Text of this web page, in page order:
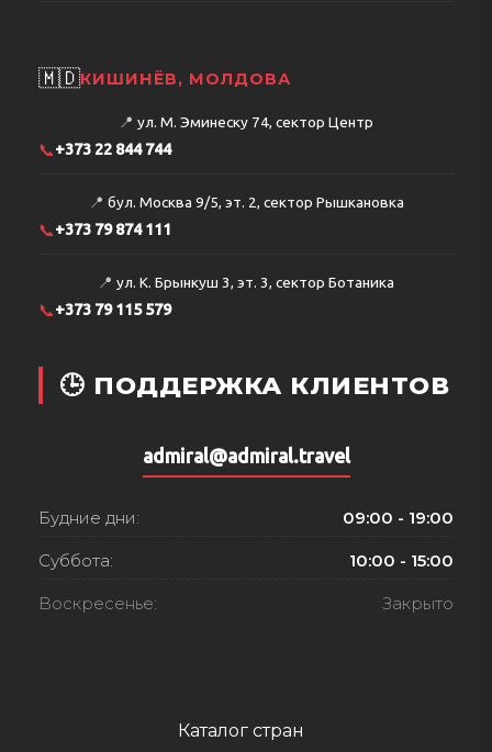
Каталог стран
🇲🇩КИШИНЁВ, МОЛДОВА
📍 ул. М. Эминеску 74, сектор Центр
📞+373 22 844 744
📍 бул. Москва 9/5, эт. 2, сектор Рышкановка
📞+373 79 874 111
📍 ул. К. Брынкуш 3, эт. 3, сектор Ботаника
📞+373 79 115 579
🕒 ПОДДЕРЖКА КЛИЕНТОВ
admiral@admiral.travel
Будние дни: 09:00 - 19:00
Суббота: 10:00 - 15:00
Воскресенье: Закрыто